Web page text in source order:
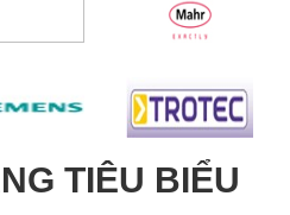
TIÊU BIỂU